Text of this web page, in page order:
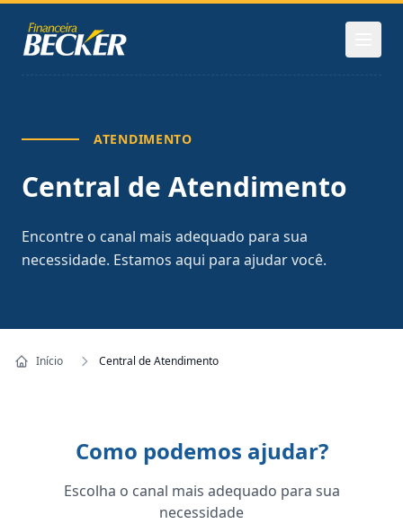
Pular para o conteúdo
ATENDIMENTO
Central de Atendimento
Encontre o canal mais adequado para sua
necessidade. Estamos aqui para ajudar você.
Início Central de Atendimento
Como podemos ajudar?
Escolha o canal mais adequado para sua
necessidade